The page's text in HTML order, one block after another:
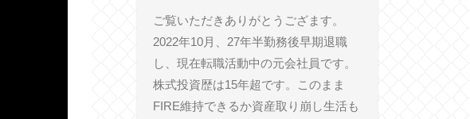
ご覧いただきありがとうござます。
2022年10月、27年半勤務後早期退職
し、現在転職活動中の元会社員です。
株式投資歴は15年超です。このまま
FIRE維持できるか資産取り崩し生活も